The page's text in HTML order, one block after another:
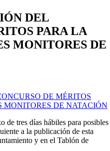
DEL
PARA LA
MONITORES DE
DE MÉRITOS
MONITORES DE NATACIÓN
de tres días hábiles para posibles
a la publicación de esta
y en el Tablón de